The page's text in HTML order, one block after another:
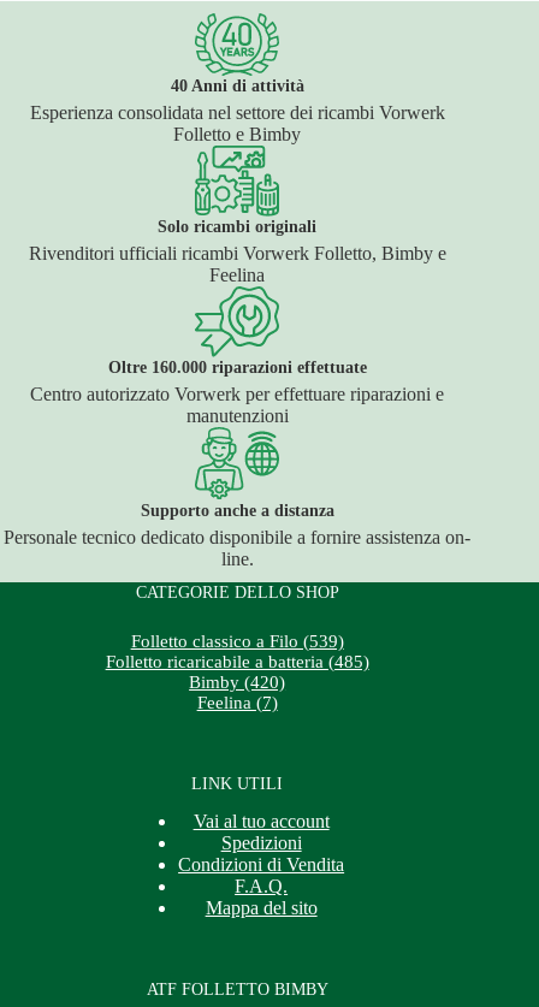
40 Anni di attività
Esperienza consolidata nel settore dei ricambi Vorwerk
Folletto e Bimby
Solo ricambi originali
Rivenditori ufficiali ricambi Vorwerk Folletto, Bimby e
Feelina
Oltre 160.000 riparazioni effettuate
Centro autorizzato Vorwerk per effettuare riparazioni e
manutenzioni
Supporto anche a distanza
Personale tecnico dedicato disponibile a fornire assistenza on-
line.
CATEGORIE DELLO SHOP
Folletto classico a Filo (539)
Folletto ricaricabile a batteria (485)
Bimby (420)
Feelina (7)
LINK UTILI
Vai al tuo account
Spedizioni
Condizioni di Vendita
F.A.Q.
Mappa del sito
ATF FOLLETTO BIMBY